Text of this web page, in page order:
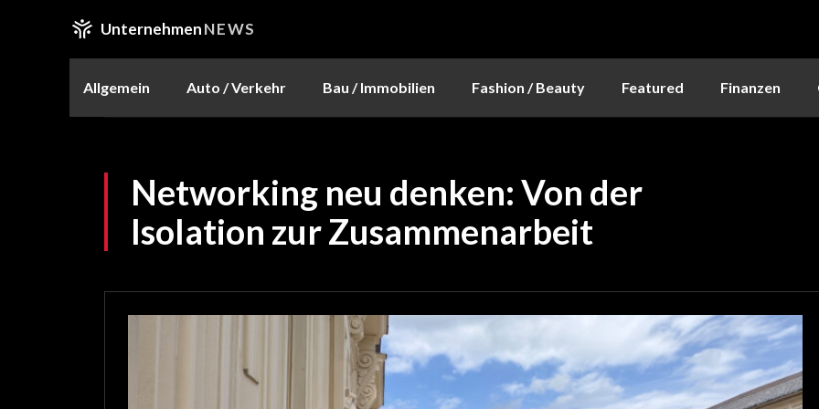
UnternehmenNEWS
Allgemein Auto / Verkehr Bau / Immobilien Fashion / Beauty Featured Finanzen
Networking neu denken: Von der
Isolation zur Zusammenarbeit